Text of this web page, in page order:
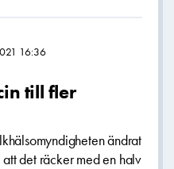
16:36
till fler
ändrat
det räcker med en halv